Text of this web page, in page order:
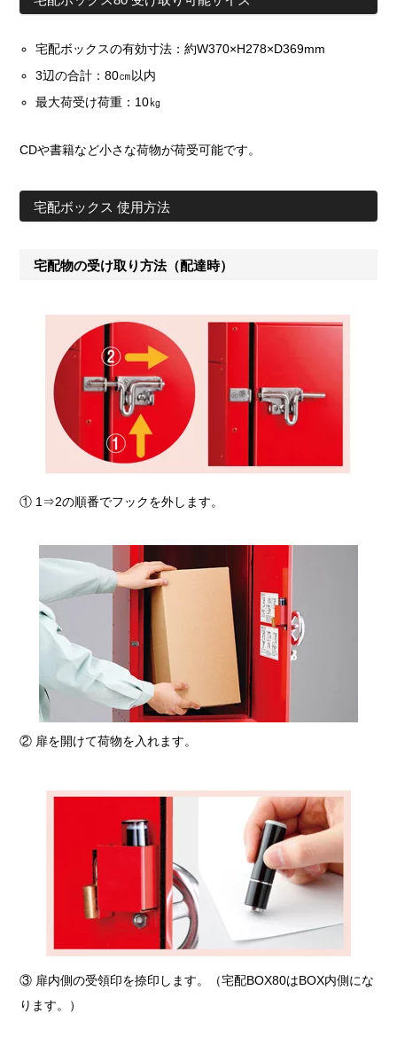
宅配ボックスの有効寸法：約W370×H278×D369mm
3辺の合計：80㎝以内
最大荷受け荷重：10㎏
CDや書籍など小さな荷物が荷受可能です。
宅配ボックス 使用方法
宅配物の受け取り方法（配達時）
① 1⇒2の順番でフックを外します。
② 扉を開けて荷物を入れます。
③ 扉内側の受領印を捺印します。（宅配BOX80はBOX内側にな
ります。）